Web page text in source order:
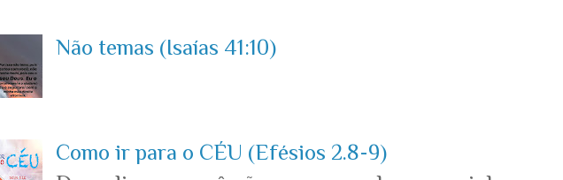
Não temas (Isaías 41:10)
Como ir para o CÉU (Efésios 2.8-9)